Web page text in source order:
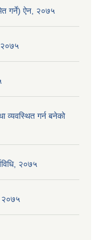
गर्ने) ऐन, २०७५
२०७५
व्यवस्थित गर्न बनेको
२०७५
२०७५